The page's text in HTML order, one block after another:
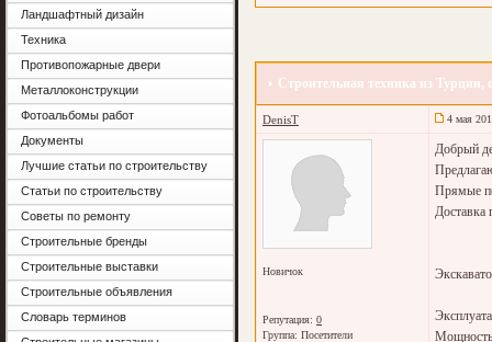
Ландшафтный дизайн
Техника
Противопожарные двери
Металлоконструкции
Фотоальбомы работ
Документы
Лучшие статьи по строительству
Статьи по строительству
Советы по ремонту
Строительные бренды
Строительные выставки
Строительные объявления
Словарь терминов
Цены на первичном рынке
Цены на
среднем на
кампанией
Депутат Плигин не имеет
Строительная техника из Турции,
DenisT 4 мая
Новичок
Репутация: 0
Группа: Посетители
Добрый
Прямые
Доставка
Мощность